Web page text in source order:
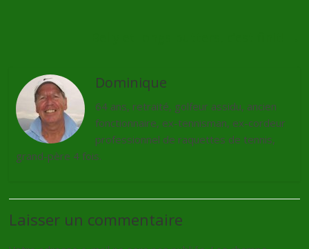
Dominique
64 ans, retraité, golfeur assidu, ancien
fonctionnaire, ex-tennisman, ex-cordeur
professionnel de raquettes de tennis,
grand-père 4 fois.
Laisser un commentaire